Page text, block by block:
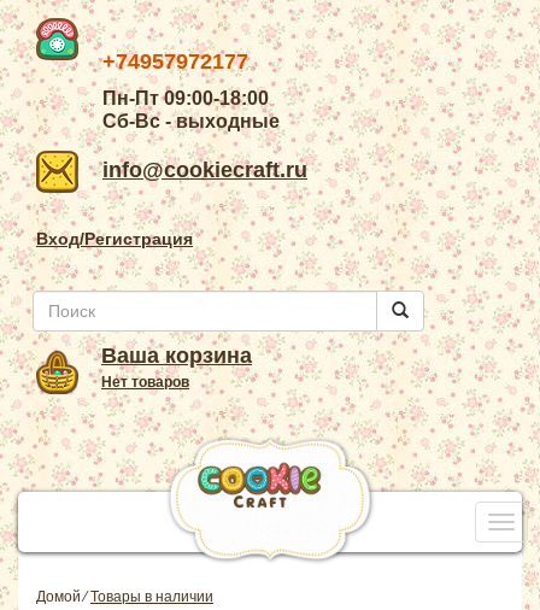
+74957972177
Пн-Пт 09:00-18:00
Сб-Вс - выходные
info@cookiecraft.ru
Вход/Регистрация
Ваша корзина
Нет товаров
Домой⁄Товары в наличии